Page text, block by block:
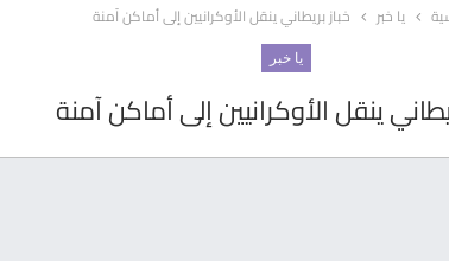
يا خبر خباز بريطاني ينقل الأوكرانيين إلى أماكن آمنة
يا خبر
ينقل الأوكرانيين إلى أماكن آمنة